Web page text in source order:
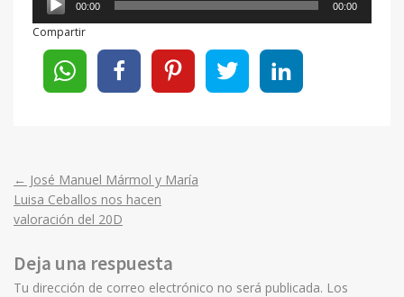
audio
00:00 00:00
Compartir
Post
navigation
← José Manuel Mármol y María
Luisa Ceballos nos hacen
valoración del 20D
Deja una respuesta
Tu dirección de correo electrónico no será publicada. Los